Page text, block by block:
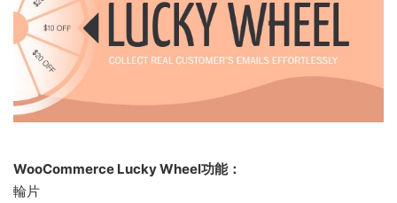
WooCommerce Lucky Wheel功能：
輪片